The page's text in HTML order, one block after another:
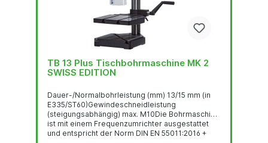
TB 13 Plus Tischbohrmaschine MK 2
SWISS EDITION
Dauer-/Normalbohrleistung (mm) 13/15 mm (in
E335/ST60)Gewindeschneidleistung
(steigungsabhängig) max. M10Die Bohrmaschine
ist mit einem Frequenzumrichter ausgestattet
und entspricht der Norm DIN EN 55011:2016 +